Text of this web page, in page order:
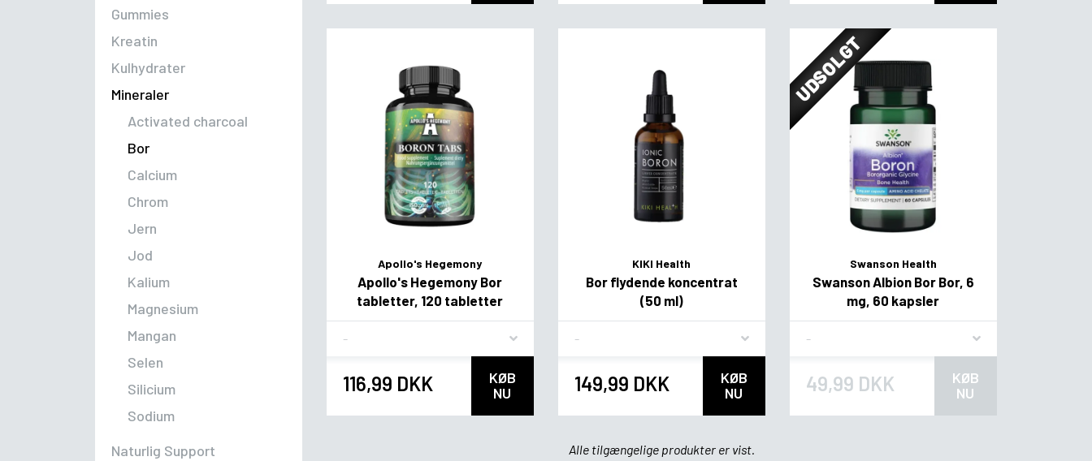
Gummies
Kreatin
Kulhydrater
Mineraler
Activated charcoal
Bor
Calcium
Chrom
Jern
Jod
Kalium
Magnesium
Mangan
Selen
Silicium
Sodium
Naturlig Support
Apollo's Hegemony
Apollo's Hegemony Bor
tabletter, 120 tabletter
116,99 DKK
KØB
NU
KIKI Health
Bor flydende koncentrat
(50 ml)
149,99 DKK
KØB
NU
UDSOLGT
Swanson Health
Swanson Albion Bor Bor, 6
mg, 60 kapsler
49,99 DKK
KØB
NU
Alle tilgængelige produkter er vist.